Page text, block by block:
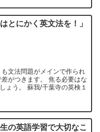
はとにかく英文法を！」
文法問題がメインで作られ
がつきます。 焦る必要はな
ょう。 蘇我/千葉寺の英検１
の英語学習で大切なこ